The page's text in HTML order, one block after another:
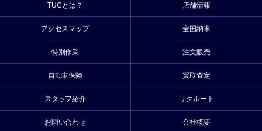
TUCとは？ 店舗情報
アクセスマップ 全国納車
特別作業 注文販売
自動車保険 買取査定
スタッフ紹介 リクルート
お問い合わせ 会社概要